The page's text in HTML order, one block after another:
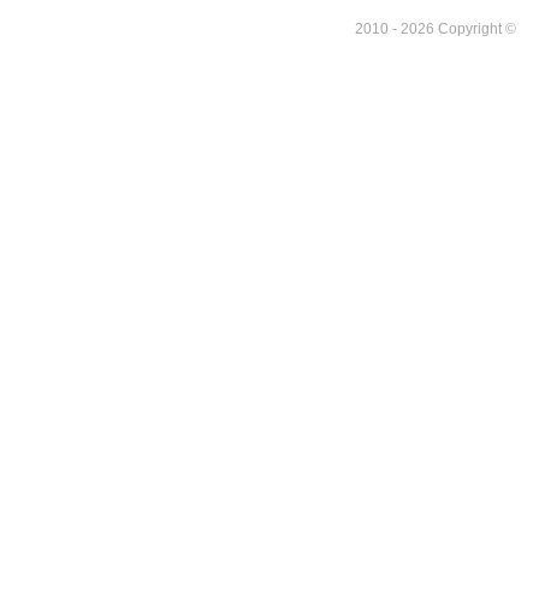
2010 - 2026 Copyright ©